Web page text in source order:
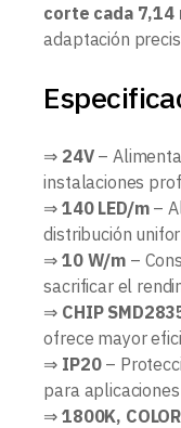
corte cada 7,14
adaptación
⇒ 24V–
instalaciones
⇒ 140 LED/m–
distribución
⇒ 10 W/m –
sacrificar el
⇒ CHIP
ofrece mayor
⇒ IP20–
para
⇒ 1800K,